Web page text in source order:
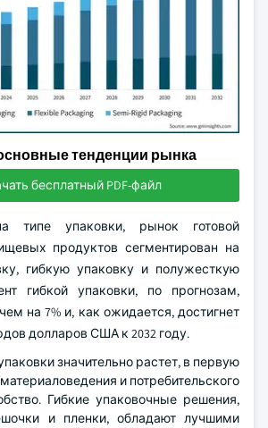
тенденции рынка
бесплатный PDF-файл
типе упаковки, рынок готовой
продуктов сегментирован на
гибкую упаковку и полужесткую
гибкой упаковки, по прогнозам,
на 7% и, как ожидается, достигнет
долларов США к 2032 году.
значительно растет, в первую
и потребительского
Гибкие упаковочные решения,
и пленки, обладают лучшими